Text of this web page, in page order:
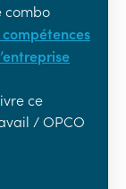
combo
ce
/ OPCO